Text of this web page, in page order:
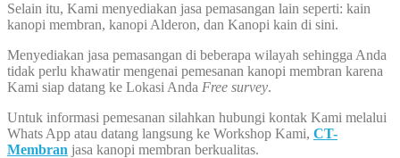
Selain itu, Kami menyediakan jasa pemasangan lain seperti: kain
kanopi membran, kanopi Alderon, dan Kanopi kain di sini.
Menyediakan jasa pemasangan di beberapa wilayah sehingga Anda
tidak perlu khawatir mengenai pemesanan kanopi membran karena
Kami siap datang ke Lokasi Anda Free survey.
Untuk informasi pemesanan silahkan hubungi kontak Kami melalui
Whats App atau datang langsung ke Workshop Kami, CT-
Membran jasa kanopi membran berkualitas.